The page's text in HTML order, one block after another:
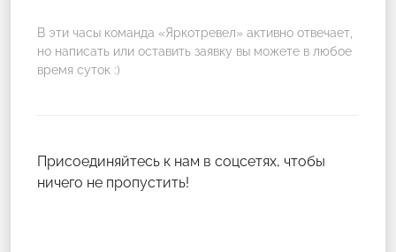
В эти часы команда «Яркотревел» активно отвечает,
но написать или оставить заявку вы можете в любое
время суток :)
Присоединяйтесь к нам в соцсетях, чтобы
ничего не пропустить!